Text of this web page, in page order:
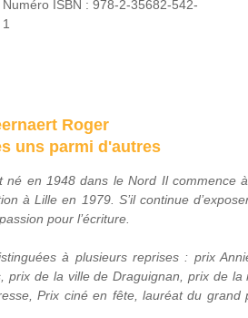
Numéro ISBN :978-2-35682-542-
1
Roger
uns parmi d'autres
né en 1948 dans le Nord Il commence
à Lille en 1979. S’il continue
pour l’écriture.
à plusieurs reprises : prix
prix de la ville de Draguignan, prix de la
Prix ciné en fête, lauréat du grand